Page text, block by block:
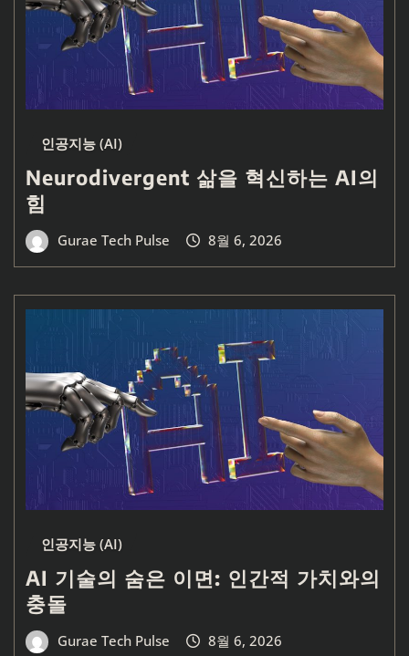
인공지능 (AI)
Neurodivergent 삶을 혁신하는 AI의
힘
Gurae Tech Pulse 8월 6, 2026
인공지능 (AI)
AI 기술의 숨은 이면: 인간적 가치와의
충돌
Gurae Tech Pulse 8월 6, 2026